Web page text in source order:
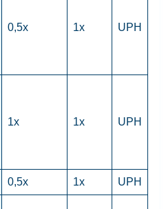
0,5x 1x UPH
1x 1x UPH
0,5x 1x UPH